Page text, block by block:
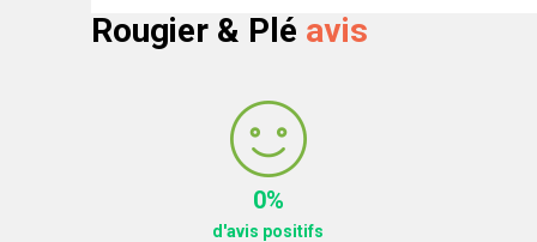
Rougier & Plé avis
0%
d'avis positifs